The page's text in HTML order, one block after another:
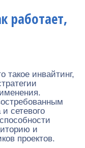
работает,
такое инвайтинг,
сетевого
и
проектов.